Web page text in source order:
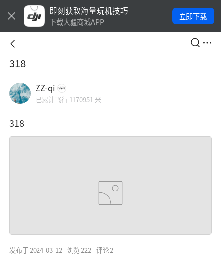
即刻获取海量玩机技巧
下载大疆商城APP
立即下载
318
ZZ-qi
已累计飞行 1170951 米
318
发布于2024-03-12 浏览222 评论2